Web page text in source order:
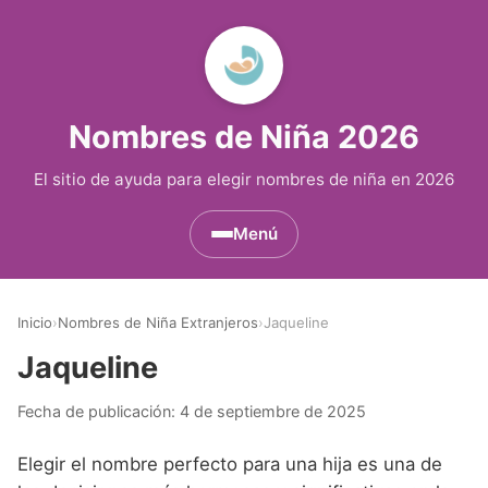
Nombres de Niña 2026
El sitio de ayuda para elegir nombres de niña en 2026
Menú
Nombres de Niña que empiezan por D
Nombres de Niña Egipcios
Nombres de Niña Americanos
Inicio›Nombres de Niña Extranjeros›Jaqueline
Jaqueline
Fecha de publicación: 4 de septiembre de 2025
Elegir el nombre perfecto para una hija es una de